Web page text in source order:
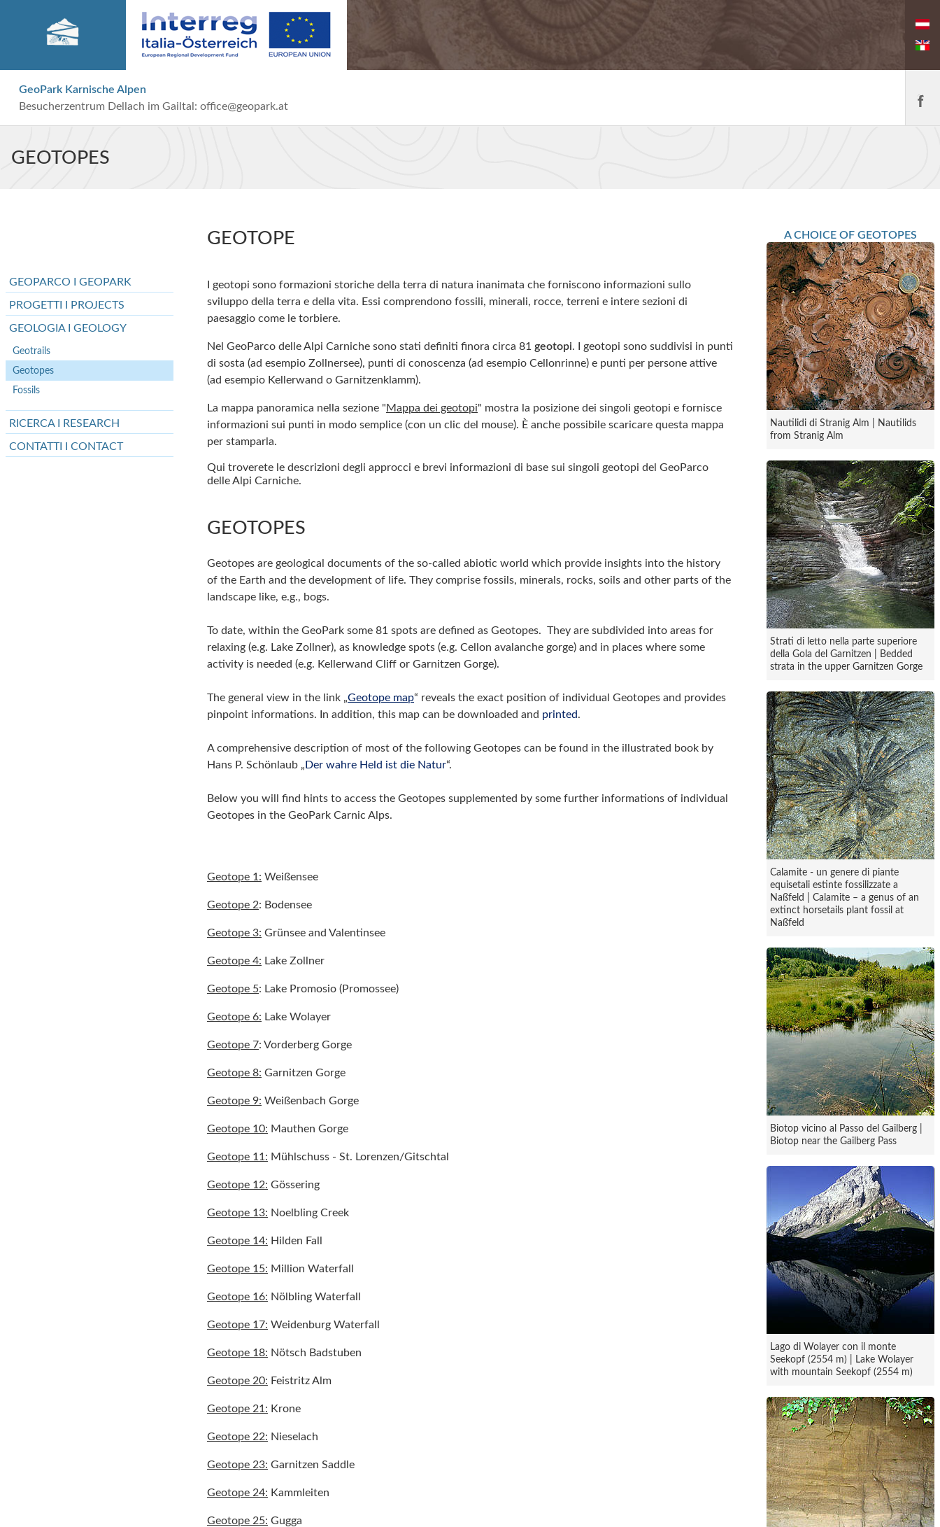
GeoPark Karnische Alpen
Besucherzentrum Dellach im Gailtal: office@geopark.at
GEOTOPES
GEOPARCO I GEOPARK
PROGETTI I PROJECTS
GEOLOGIA I GEOLOGY
Geotrails
Geotopes
Fossils
RICERCA I RESEARCH
CONTATTI I CONTACT
GEOTOPE
I geotopi sono formazioni storiche della terra di natura inanimata che forniscono informazioni sullo
sviluppo della terra e della vita. Essi comprendono fossili, minerali, rocce, terreni e intere sezioni di
paesaggio come le torbiere.
Nel GeoParco delle Alpi Carniche sono stati definiti finora circa 81 geotopi. I geotopi sono suddivisi in punti
di sosta (ad esempio Zollnersee), punti di conoscenza (ad esempio Cellonrinne) e punti per persone attive
(ad esempio Kellerwand o Garnitzenklamm).
La mappa panoramica nella sezione "Mappa dei geotopi" mostra la posizione dei singoli geotopi e fornisce
informazioni sui punti in modo semplice (con un clic del mouse). È anche possibile scaricare questa mappa
per stamparla.
Qui troverete le descrizioni degli approcci e brevi informazioni di base sui singoli geotopi del GeoParco
delle Alpi Carniche.
GEOTOPES
Geotopes are geological documents of the so-called abiotic world which provide insights into the history
of the Earth and the development of life. They comprise fossils, minerals, rocks, soils and other parts of the
landscape like, e.g., bogs.
To date, within the GeoPark some 81 spots are defined as Geotopes. They are subdivided into areas for
relaxing (e.g. Lake Zollner), as knowledge spots (e.g. Cellon avalanche gorge) and in places where some
activity is needed (e.g. Kellerwand Cliff or Garnitzen Gorge).
The general view in the link „Geotope map“ reveals the exact position of individual Geotopes and provides
pinpoint informations. In addition, this map can be downloaded and printed.
A comprehensive description of most of the following Geotopes can be found in the illustrated book by
Hans P. Schönlaub „ Der wahre Held ist die Natur“.
Below you will find hints to access the Geotopes supplemented by some further informations of individual
Geotopes in the GeoPark Carnic Alps.
Geotope 1: Weißensee
Geotope 2: Bodensee
Geotope 3: Grünsee and Valentinsee
Geotope 4: Lake Zollner
Geotope 5: Lake Promosio (Promossee)
Geotope 6: Lake Wolayer
Geotope 7: Vorderberg Gorge
Geotope 8: Garnitzen Gorge
Geotope 9: Weißenbach Gorge
Geotope 10: Mauthen Gorge
Geotope 11: Mühlschuss - St. Lorenzen/Gitschtal
Geotope 12: Gössering
Geotope 13: Noelbling Creek
Geotope 14: Hilden Fall
Geotope 15: Million Waterfall
Geotope 16: Nölbling Waterfall
Geotope 17: Weidenburg Waterfall
Geotope 18: Nötsch Badstuben
Geotope 20: Feistritz Alm
Geotope 21: Krone
Geotope 22: Nieselach
Geotope 23: Garnitzen Saddle
Geotope 24: Kammleiten
Geotope 25: Gugga
A CHOICE OF GEOTOPES
Nautilidi di Stranig Alm | Nautilids
from Stranig Alm
Strati di letto nella parte superiore
della Gola del Garnitzen | Bedded
strata in the upper Garnitzen Gorge
Calamite - un genere di piante
equisetali estinte fossilizzate a
Naßfeld | Calamite – a genus of an
extinct horsetails plant fossil at
Naßfeld
Biotop vicino al Passo del Gailberg |
Biotop near the Gailberg Pass
Lago di Wolayer con il monte
Seekopf (2554 m) | Lake Wolayer
with mountain Seekopf (2554 m)